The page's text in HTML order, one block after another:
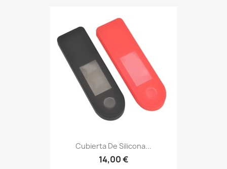
Cubierta De Silicona...
14,00 €